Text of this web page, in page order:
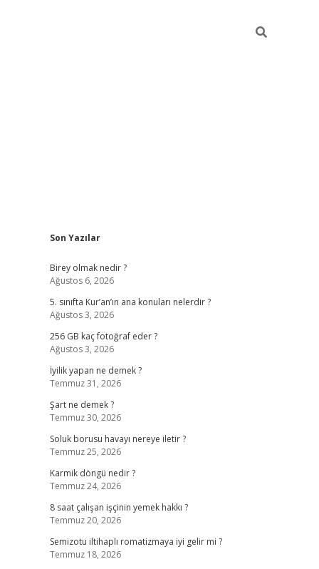
Sidebar
Son Yazılar
Birey olmak nedir ?
Ağustos 6, 2026
5. sınıfta Kur’an’ın ana konuları nelerdir ?
Ağustos 3, 2026
256 GB kaç fotoğraf eder ?
Ağustos 3, 2026
İyilik yapan ne demek ?
Temmuz 31, 2026
Şart ne demek ?
Temmuz 30, 2026
Soluk borusu havayı nereye iletir ?
Temmuz 25, 2026
Karmik döngü nedir ?
Temmuz 24, 2026
8 saat çalışan işçinin yemek hakkı ?
Temmuz 20, 2026
Semizotu iltihaplı romatizmaya iyi gelir mi ?
Temmuz 18, 2026